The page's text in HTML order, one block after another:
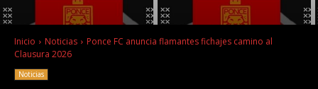
Inicio Noticias
Ponce FC anuncia flamantes fichajes camino al
Clausura 2026
Noticias